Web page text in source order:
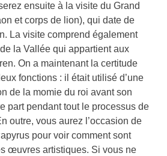
ensuite à la visite du Grand
et corps de lion), qui date de
La visite comprend également
la Vallée qui appartient aux
On a maintenant la certitude
fonctions : il était utilisé d’une
de la momie du roi avant son
part pendant tout le processus de
outre, vous aurez l’occasion de
pour voir comment sont
œuvres artistiques. Si vous ne